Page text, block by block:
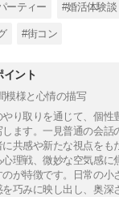
ーティー #婚活体験談
#街コン
イント
模様と心情の描写
り取りを通じて、個性
ます。一見普通の会話
共感や新たな視点をも
理戦、微妙な空気感に
が特徴です。日常の小
巧みに映し出し、奥深